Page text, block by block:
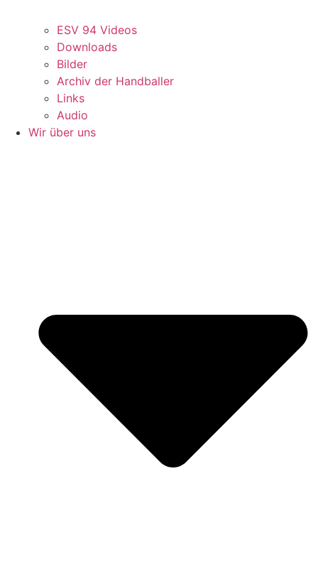
ESV 94 Videos
Downloads
Bilder
Archiv der Handballer
Links
Audio
Wir über uns